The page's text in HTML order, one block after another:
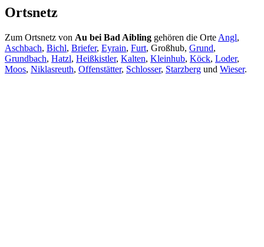
Ortsnetz
Zum Ortsnetz von Au bei Bad Aibling gehören die Orte Angl,
Aschbach, Bichl, Briefer, Eyrain, Furt, Großhub, Grund,
Grundbach, Hatzl, Heißkistler, Kalten, Kleinhub, Köck, Loder,
Moos, Niklasreuth, Offenstätter, Schlosser, Starzberg und Wieser.